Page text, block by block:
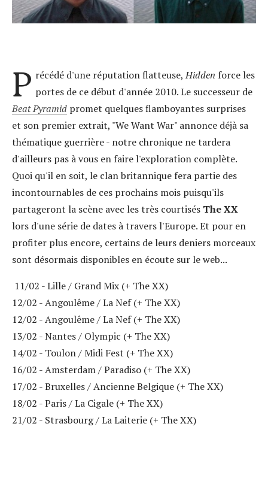
P récédé d'une réputation flatteuse,Hidden force les
portes de ce début d'année 2010. Le successeur de
Beat Pyramid promet quelques flamboyantes surprises
et son premier extrait, "We Want War" annonce déjà sa
thématique guerrière - notre chronique ne tardera
d'ailleurs pas à vous en faire l'exploration complète.
Quoi qu'il en soit, le clan britannique fera partie des
incontournables de ces prochains mois puisqu'ils
partageront la scène avec les très courtisés The XX
lors d'une série de dates à travers l'Europe. Et pour en
profiter plus encore, certains de leurs deniers morceaux
sont désormais disponibles en écoute sur le web...
11/02 - Lille / Grand Mix (+ The XX)
12/02 - Angoulême / La Nef (+ The XX)
12/02 - Angoulême / La Nef (+ The XX)
13/02 - Nantes / Olympic (+ The XX)
14/02 - Toulon / Midi Fest (+ The XX)
16/02 - Amsterdam / Paradiso (+ The XX)
17/02 - Bruxelles / Ancienne Belgique (+ The XX)
18/02 - Paris / La Cigale (+ The XX)
21/02 - Strasbourg / La Laiterie (+ The XX)